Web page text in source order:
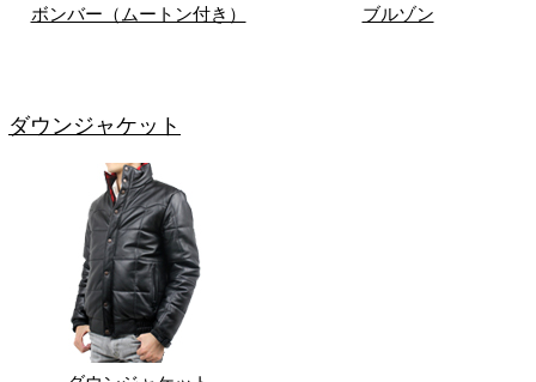
ボンバー（ムートン付き） ブルゾン
ダウンジャケット